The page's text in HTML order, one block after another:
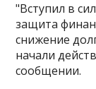
"Вступил в
защита
снижение
начали
сообщении.